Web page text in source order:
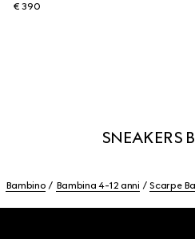
€ 390
SNEAKERS
Bambino Bambina 4-12 anni Scarpe